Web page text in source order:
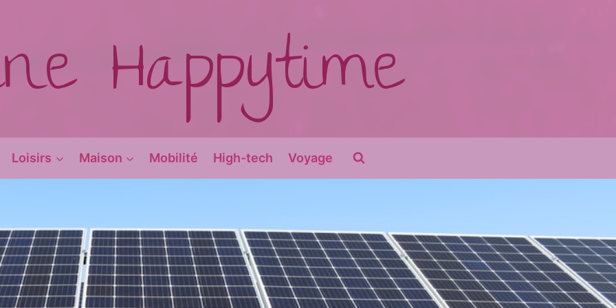
Happytime
Loisirs Maison Mobilité High-tech Voyage